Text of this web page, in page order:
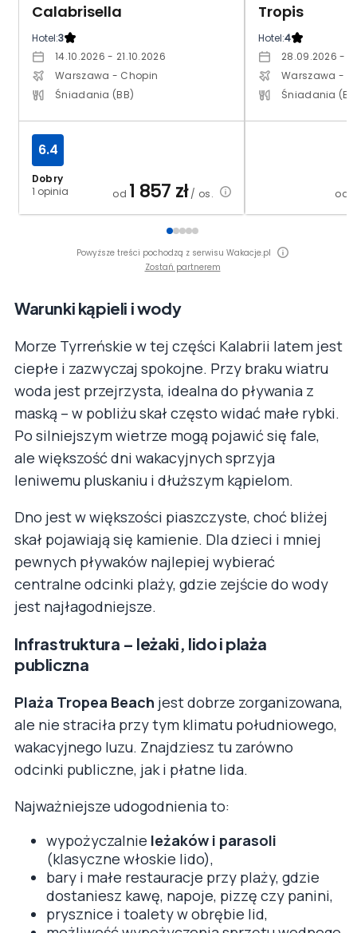
Calabrisella
Hotel:3
14.10.2026 - 21.10.2026
Warszawa - Chopin
Śniadania (BB)
Dobry
1 opinia
6.4
od 1 857 zł/ os.
Tropis
Hotel:4
28.09.2026 -
Warszawa -
Śniadania
od
Powyższe treści pochodzą z serwisu Wakacje.pl
Zostań partnerem
Warunki kąpieli i wody
Morze Tyrreńskie w tej części Kalabrii latem jest
ciepłe i zazwyczaj spokojne. Przy braku wiatru
woda jest przejrzysta, idealna do pływania z
maską – w pobliżu skał często widać małe rybki.
Po silniejszym wietrze mogą pojawić się fale,
ale większość dni wakacyjnych sprzyja
leniwemu pluskaniu i dłuższym kąpielom.
Dno jest w większości piaszczyste, choć bliżej
skał pojawiają się kamienie. Dla dzieci i mniej
pewnych pływaków najlepiej wybierać
centralne odcinki plaży, gdzie zejście do wody
jest najłagodniejsze.
Infrastruktura – leżaki, lido i plaża
publiczna
Plaża Tropea Beach jest dobrze zorganizowana,
ale nie straciła przy tym klimatu południowego,
wakacyjnego luzu. Znajdziesz tu zarówno
odcinki publiczne, jak i płatne lida.
Najważniejsze udogodnienia to:
wypożyczalnie leżaków i parasoli
(klasyczne włoskie lido),
bary i małe restauracje przy plaży, gdzie
dostaniesz kawę, napoje, pizzę czy panini,
prysznice i toalety w obrębie lid,